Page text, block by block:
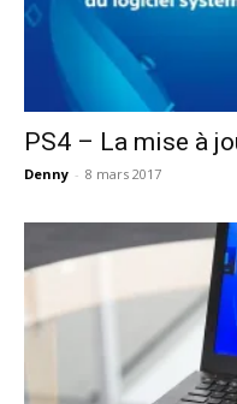
PS4 – La mise à
Denny - 8 mars 2017